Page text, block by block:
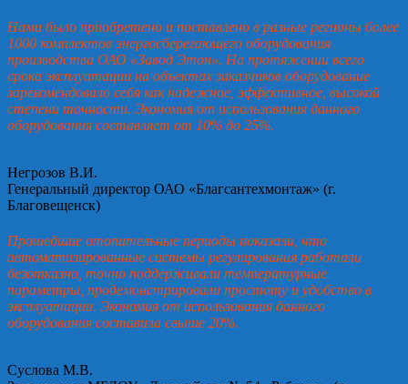
Нами было приобретено и поставлено в разные регионы более
1000 комплектов энергосберегающего оборудования
производства ОАО «Завод Этон». На протяжении всего
срока эксплуатации на объектах заказчиков оборудование
зарекомендовало себя как надежное, эффективное, высокой
степени точности. Экономия от использования данного
оборудования составляет от 10% до 25%.
Негрозов В.И.
Генеральный директор ОАО «Благсантехмонтаж» (г.
Благовещенск)
Прошедшие отопительные периоды показали, что
автоматизированные системы регулирования работали
безотказно, точно поддерживали температурные
параметры, продемонстрировали простоту и удобство в
эксплуатации. Экономия от использования данного
оборудования составила свыше 20%.
Суслова М.В.